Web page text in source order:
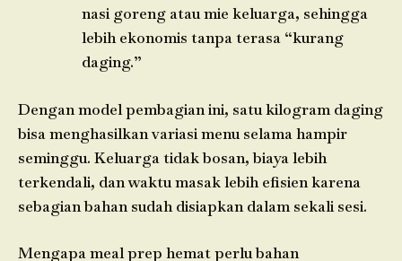
nasi goreng atau mie keluarga, sehingga
lebih ekonomis tanpa terasa “kurang
daging.”
Dengan model pembagian ini, satu kilogram daging
bisa menghasilkan variasi menu selama hampir
seminggu. Keluarga tidak bosan, biaya lebih
terkendali, dan waktu masak lebih efisien karena
sebagian bahan sudah disiapkan dalam sekali sesi.
Mengapa meal prep hemat perlu bahan